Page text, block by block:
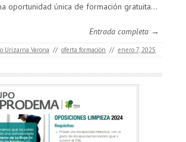
oportunidad única de formación gratuita…
Entrada completa →
Urizarna Varona // oferta formación // enero 7, 2025